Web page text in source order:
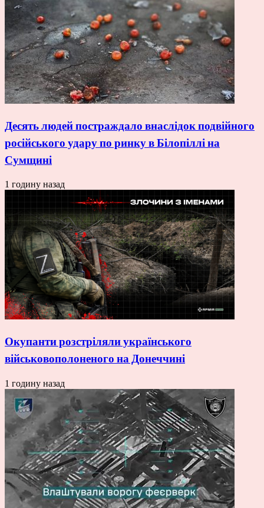
Десять людей постраждало внаслідок подвійного
російського удару по ринку в Білопіллі на
Сумщині
1 годину назад
Окупанти розстріляли українського
військовополоненого на Донеччині
1 годину назад